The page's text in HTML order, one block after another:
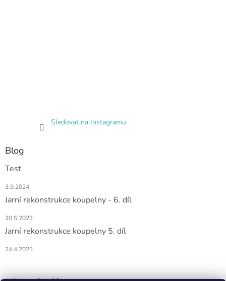
Sledovat na Instagramu
Blog
Test
3.9.2024
Jarní rekonstrukce koupelny - 6. díl
30.5.2023
Jarní rekonstrukce koupelny 5. díl
24.4.2023